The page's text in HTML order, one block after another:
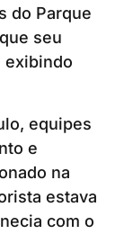
do Parque
seu
exibindo
equipes
e
na
estava
com o